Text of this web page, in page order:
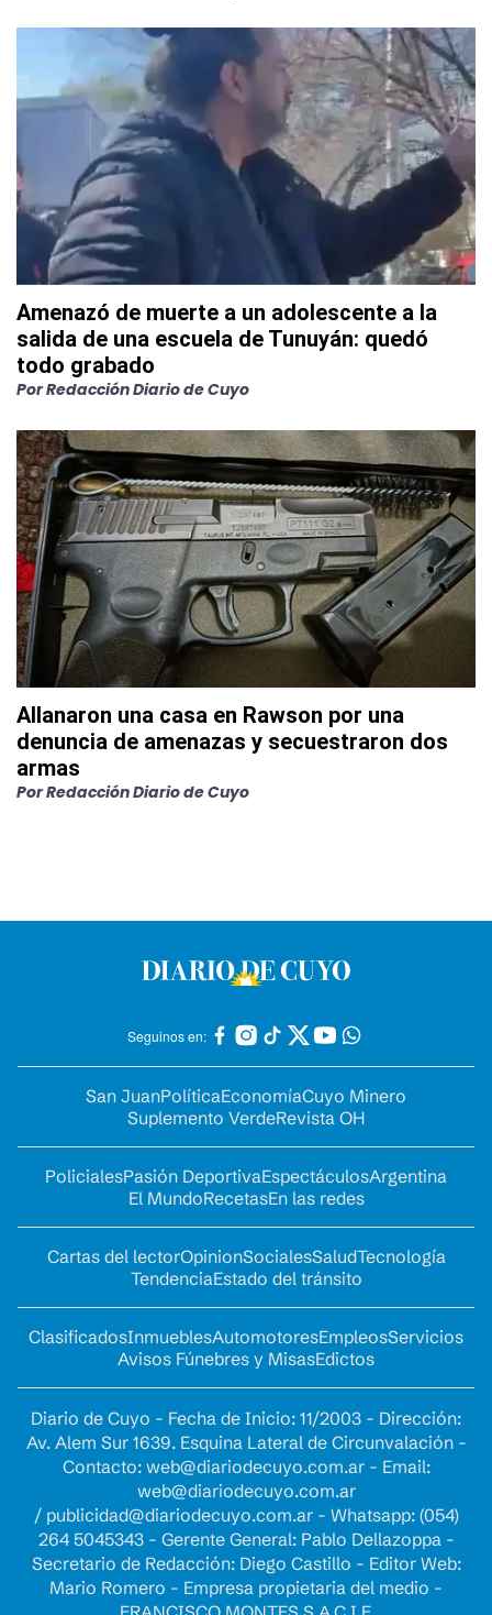
Amenazó de muerte a un adolescente a la
salida de una escuela de Tunuyán: quedó
todo grabado
PorRedacción Diario de Cuyo
Allanaron una casa en Rawson por una
denuncia de amenazas y secuestraron dos
armas
PorRedacción Diario de Cuyo
Seguinos en:
San JuanPolíticaEconomíaCuyo Minero
Suplemento VerdeRevista OH
PolicialesPasión DeportivaEspectáculosArgentina
El MundoRecetasEn las redes
Cartas del lectorOpinionSocialesSaludTecnología
TendenciaEstado del tránsito
ClasificadosInmueblesAutomotoresEmpleosServicios
Avisos Fúnebres y MisasEdictos
Diario de Cuyo - Fecha de Inicio: 11/2003 - Dirección:
Av. Alem Sur 1639. Esquina Lateral de Circunvalación -
Contacto: web@diariodecuyo.com.ar- Email:
web@diariodecuyo.com.ar
/ publicidad@diariodecuyo.com.ar- Whatsapp: (054)
264 5045343 - Gerente General: Pablo Dellazoppa -
Secretario de Redacción: Diego Castillo - Editor Web:
Mario Romero - Empresa propietaria del medio -